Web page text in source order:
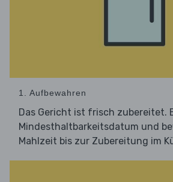
1. Aufbewahren
Das Gericht ist frisch zubereitet.
Mindesthaltbarkeitsdatum und
Mahlzeit bis zur Zubereitung im